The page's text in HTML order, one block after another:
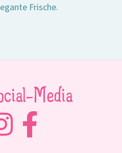
Frische.
Media